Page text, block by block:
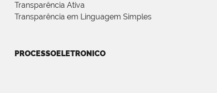
Transparência Ativa
Transparência em Linguagem Simples
PROCESSOELETRONICO